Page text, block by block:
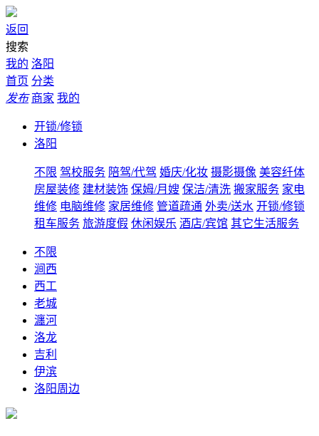
返回
搜索
我的 洛阳
首页 分类
发布 商家 我的
开锁/修锁
洛阳
不限 驾校服务 陪驾/代驾 婚庆/化妆 摄影摄像 美容纤体
房屋装修 建材装饰 保姆/月嫂 保洁/清洗 搬家服务 家电
维修 电脑维修 家居维修 管道疏通 外卖/送水 开锁/修锁
租车服务 旅游度假 休闲娱乐 酒店/宾馆 其它生活服务
不限
涧西
西工
老城
瀍河
洛龙
吉利
伊滨
洛阳周边